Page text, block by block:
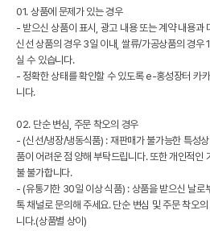
01. 상품에 문제가 있는 경우
- 받으신 상품이 표시, 광고 내용 또는 계약 내용과
신선 상품의 경우 3일 이내, 쌀류/가공상품의 경우
실 수 있습니다.
- 정확한 상태를 확인할 수 있도록 e-홍성장터 카
니다.
02. 단순 변심, 주문 착오의 경우
- (신선/냉장/냉동식품) : 재판매가 불가능한 특성
품이 어려운 점 양해 부탁드립니다. 또한 개인적인
불 불가합니다.
- (유통기한 30일 이상 식품) : 상품을 받으신 날
톡 채널로 문의해 주세요. 단순 변심 및 주문 착오
니다.(상품별 상이)